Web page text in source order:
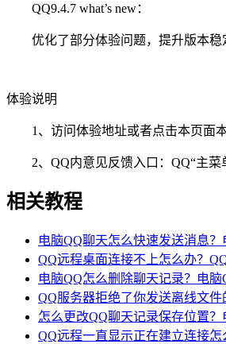
QQ9.4.7 what’s new：
优化了部分体验问题，提升版本稳
体验说明
1、访问体验地址或者点击本页面本
2、QQ内意见反馈入口：QQ“主菜
相关教程
电脑QQ聊天怎么快速发送消息？
QQ远程桌面连接不上怎么办？
电脑QQ怎么删除聊天记录？电脑
QQ服务器拒绝了你发送离线文
怎么更改QQ聊天记录保存位置？
QQ远程一直显示正在建立连接怎